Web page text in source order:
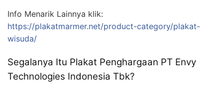
Info Menarik Lainnya klik:
https://plakatmarmer.net/product-category/plakat-
wisuda/
Segalanya Itu Plakat Penghargaan PT Envy
Technologies Indonesia Tbk?